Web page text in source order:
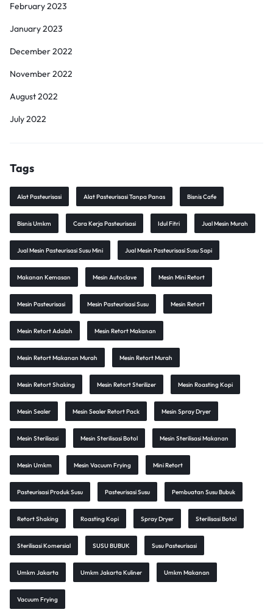
February 2023
January 2023
December 2022
November 2022
August 2022
July 2022
Tags
Alat Pasteurisasi Alat Pasteurisasi Tanpa Panas Bisnis Cafe
Bisnis Umkm Cara Kerja Pasteurisasi Idul Fitri Jual Mesin Murah
Jual Mesin Pasteurisasi Susu Mini Jual Mesin Pasteurisasi Susu Sapi
Makanan Kemasan Mesin Autoclave Mesin Mini Retort
Mesin Pasteurisasi Mesin Pasteurisasi Susu Mesin Retort
Mesin Retort Adalah Mesin Retort Makanan
Mesin Retort Makanan Murah Mesin Retort Murah
Mesin Retort Shaking Mesin Retort Sterilizer Mesin Roasting Kopi
Mesin Sealer Mesin Sealer Retort Pack Mesin Spray Dryer
Mesin Sterilisasi Mesin Sterilisasi Botol Mesin Sterilisasi Makanan
Mesin Umkm Mesin Vacuum Frying Mini Retort
Pasteurisasi Produk Susu Pasteurisasi Susu Pembuatan Susu Bubuk
Retort Shaking Roasting Kopi Spray Dryer Sterilisasi Botol
Sterilisasi Komersial SUSU BUBUK Susu Pasteurisasi
Umkm Jakarta Umkm Jakarta Kuliner Umkm Makanan
Vacuum Frying